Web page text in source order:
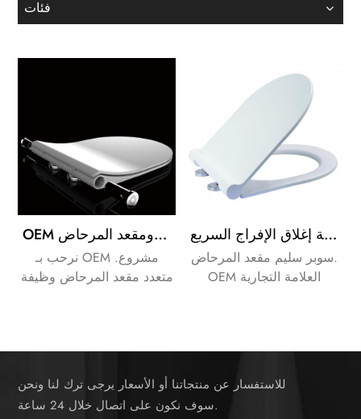
فئات
OEM متعدد الوظائف من ضوء الليل والموسيقى ومقعد المرحاض
نرحب بـ OEM مشروع.
متعدد مقعد المرحاض وظيفة
سوبر سليم مرحاض مرحاض غطاء مقعد الحمام مع لينة إغلاق الإفراج السريع
سوبر سليم مقعد المرحاض.
OEM العلامة التجارية
للاستفسار عن منتجاتنا أو الأسعار يرجى ترك لنا ونحن
سوف نكون على اتصال خلال 24 ساعة.